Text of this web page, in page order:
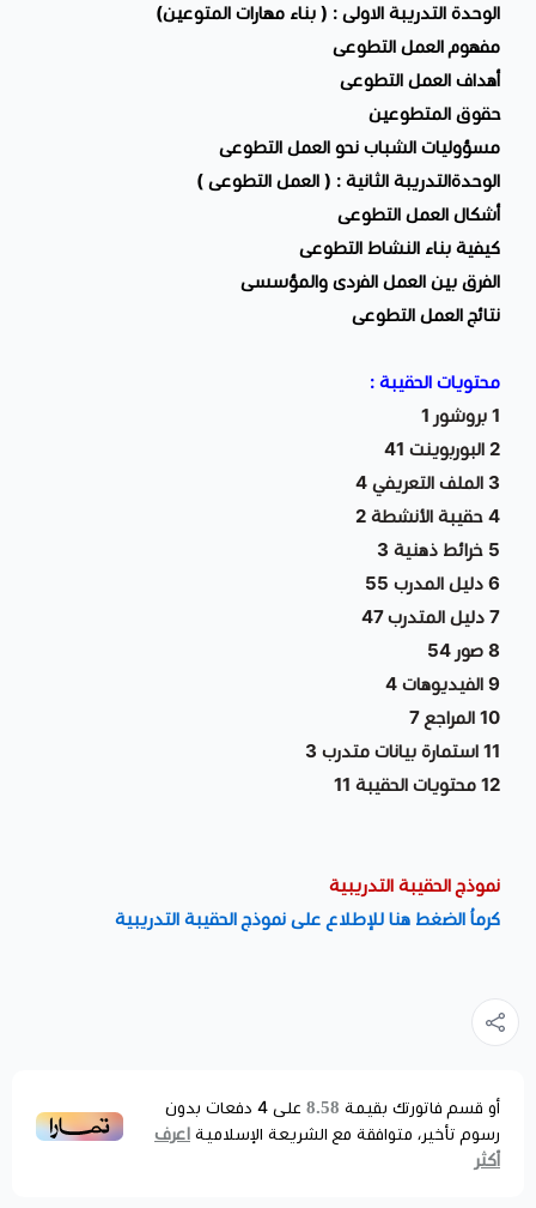
الوحدة التدريبة الاولى : ( بناء مهارات المتوعين)
مفهوم العمل التطوعى
أهداف العمل التطوعى
حقوق المتطوعين
مسؤوليات الشباب نحو العمل التطوعى
الوحدةالتدريبة الثانية : ( العمل التطوعى )
أشكال العمل التطوعى
كيفية بناء النشاط التطوعى
الفرق بين العمل الفردى والمؤسسى
نتائج العمل التطوعى
محتويات الحقيبة :
1 بروشور 1
2 البوربوينت 41
3 الملف التعريفي 4
4 حقيبة الأنشطة 2
5 خرائط ذهنية 3
6 دليل المدرب 55
7 دليل المتدرب 47
8 صور 54
9 الفيديوهات 4
10 المراجع 7
11 استمارة بيانات متدرب 3
12 محتويات الحقيبة 11
نموذج الحقيبة التدريبية
كرماُ الضغط هنا للإطلاع على نموذج الحقيبة التدريبية
أو قسم فاتورتك بقيمة 8.58 على 4 دفعات بدون
رسوم تأخير، متوافقة مع الشريعة الإسلامية اعرف
أكثر